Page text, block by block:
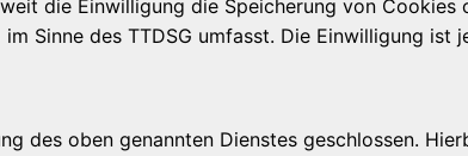
die Einwilligung die Speicherung von
Sinne des TTDSG umfasst. Die Einwilligung ist
des oben genannten Dienstes geschlossen.